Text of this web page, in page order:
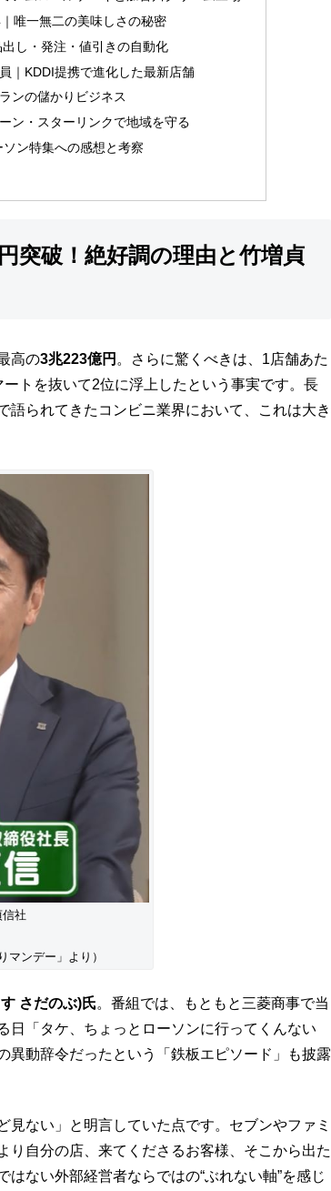
唯一無二の美味しさの秘密
し・発注・値引きの自動化
｜KDDI提携で進化した最新店舗
ンの儲かりビジネス
ン・スターリンクで地域を守る
ン特集への感想と考察
突破！絶好調の理由と竹増貞
高の3兆223億円 。さらに驚くべきは、1店舗あた
トを抜いて2位に浮上したという事実です。長
語られてきたコンビニ業界において、これは大き
社
デー」より）
さだのぶ)氏。番組では、もともと三菱商事で当
日「タケ、ちょっとローソンに行ってくんない
異動辞令だったという「鉄板エピソード」も披露
ない」と明言していた点です。セブンやファミ
り自分の店、来てくださるお客様、そこから出た
ない外部経営者ならではの“ぶれない軸”を感じ